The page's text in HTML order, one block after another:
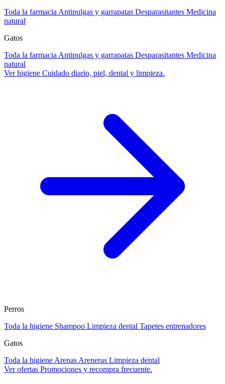
Toda la farmacia Antipulgas y garrapatas Desparasitantes Medicina
natural
Gatos
Toda la farmacia Antipulgas y garrapatas Desparasitantes Medicina
natural
Ver higiene Cuidado diario, piel, dental y limpieza.
Perros
Toda la higiene Shampoo Limpieza dental Tapetes entrenadores
Gatos
Toda la higiene Arenas Areneras Limpieza dental
Ver ofertas Promociones y recompra frecuente.